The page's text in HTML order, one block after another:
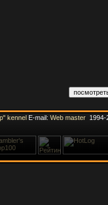
kennelE-mail: Web master